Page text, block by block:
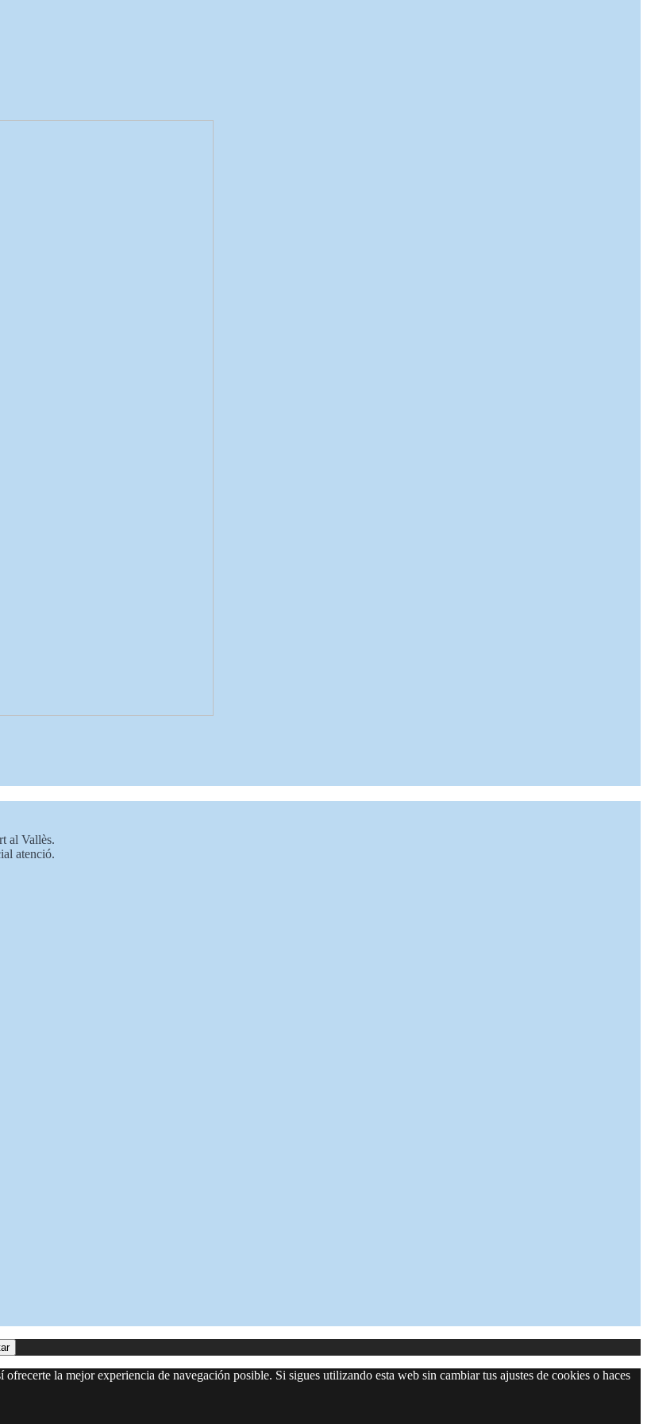
al Vallès.
atenció.
la mejor experiencia de navegación posible. Si sigues utilizando esta web sin cambiar tus ajustes de cookies o haces